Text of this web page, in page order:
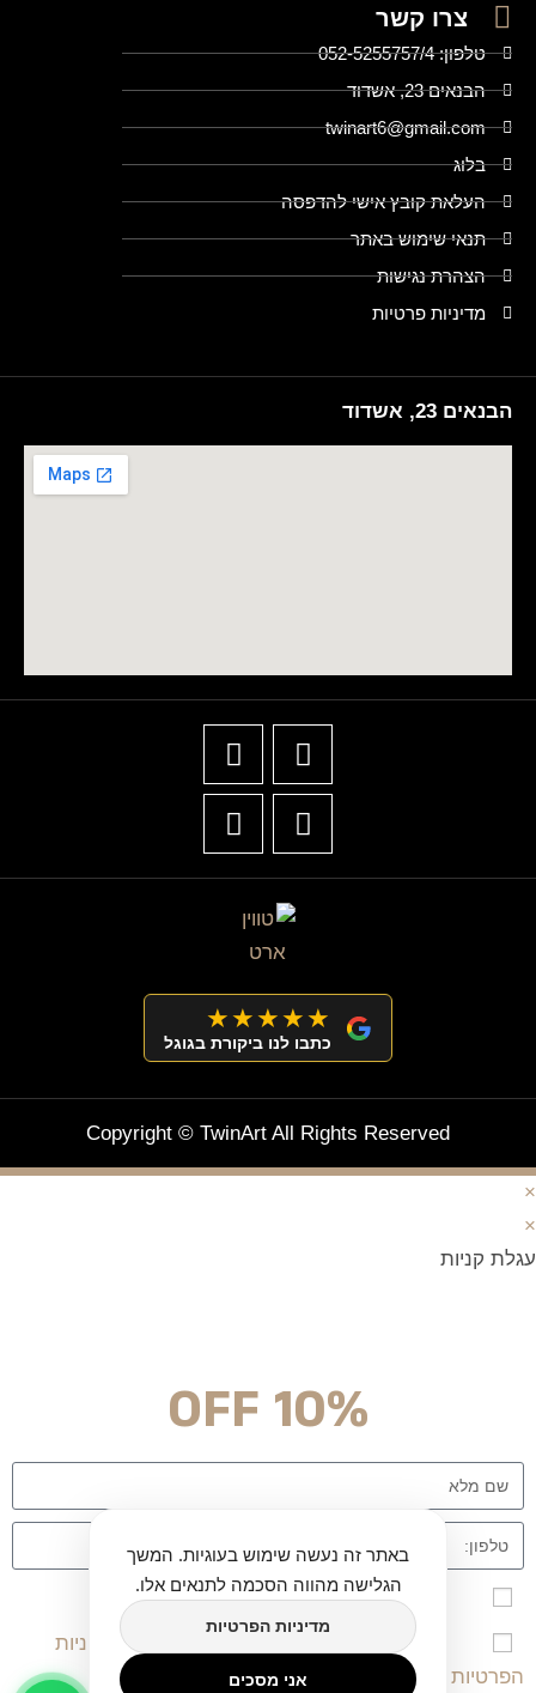
צרו קשר
טלפון: 052-5255757/4
הבנאים 23, אשדוד
twinart6@gmail.com
בלוג
העלאת קובץ אישי להדפסה
תנאי שימוש באתר
הצהרת נגישות
מדיניות פרטיות
הבנאים 23, אשדוד
★★★★★
כתבו לנו ביקורת בגוגל
Copyright © TwinArt All Rights Reserved
באתר זה נעשה שימוש בעוגיות. המשך
הגלישה מהווה הסכמה לתנאים אלו.
מדיניות הפרטיות
אני מסכים
×
×
עגלת קניות
10% OFF
אני מאשר\ת הרשמה לרשימת הדיוור לאתר twinart
אני מאשר/ת שקראתי, הבנתי ומסכים/מה ל
מדיניות
הפרטיות
תקנון השימוש באתר.